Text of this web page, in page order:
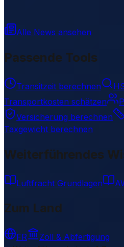
Alle News ansehen
Passende Tools
Transitzeit berechnen
Transportkosten schätzen
Versicherung berechnen
Taxgewicht berechnen
Weiterführendes
Luftfracht Grundlagen
Zum Land
FR
Zoll & Abfertigung